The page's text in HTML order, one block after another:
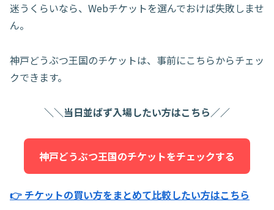
迷うくらいなら、Webチケットを選んでおけば失敗しませ
ん。
神戸どうぶつ王国のチケットは、事前にこちらからチェッ
クできます。
＼＼当日並ばず入場したい方はこちら／／
神戸どうぶつ王国のチケットをチェックする
👉 チケットの買い方をまとめて比較したい方はこちら